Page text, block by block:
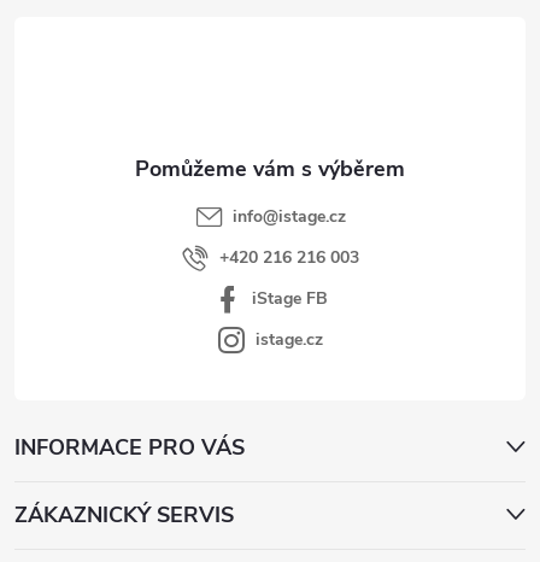
info@istage.cz
+420 216 216 003
iStage FB
istage.cz
INFORMACE PRO VÁS
ZÁKAZNICKÝ SERVIS